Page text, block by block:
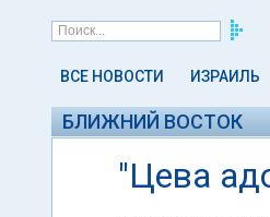
ВСЕ НОВОСТИ ИЗРАИЛЬ
БЛИЖНИЙ ВОСТОК
"Цева